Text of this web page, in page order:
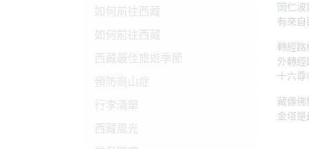
如何前往西藏
如何前往西藏
西藏最佳旅遊季節
預防高山症
行李清單
西藏風光
岡仁波
有來
轉經路
外轉
十六
藏傳
金塔